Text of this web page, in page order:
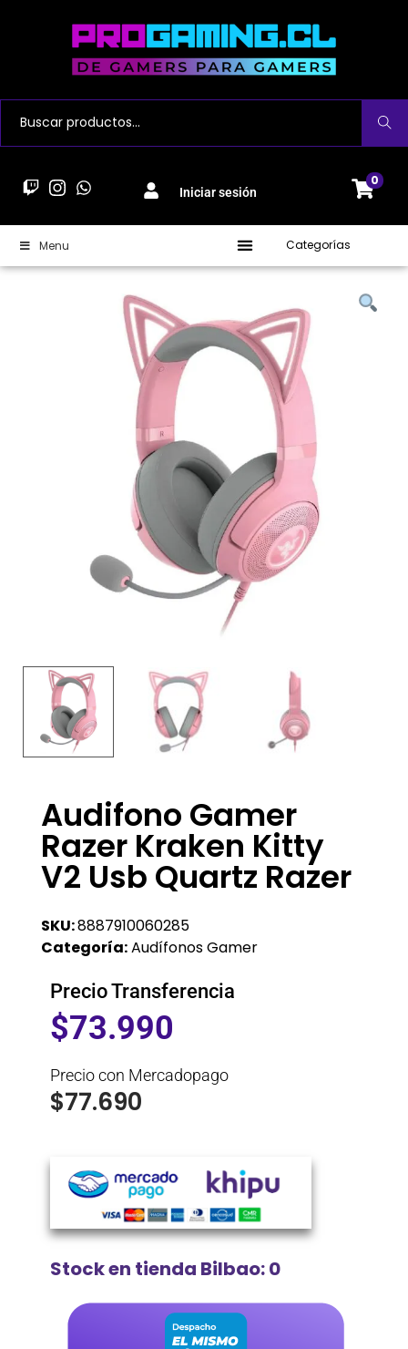
Buscar
Iniciar sesión
0
Menu Categorías
Audifono Gamer
Razer Kraken Kitty
V2 Usb Quartz Razer
SKU:8887910060285
Categoría:Audífonos Gamer
Precio Transferencia
$73.990
Precio con Mercadopago
$77.690
Stock en tienda Bilbao: 0